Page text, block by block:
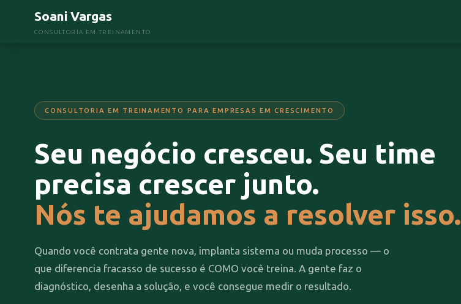
Soani Vargas
CONSULTORIA EM TREINAMENTO
CONSULTORIA EM TREINAMENTO PARA EMPRESAS EM CRESCIMENTO
Seu negócio cresceu. Seu time
precisa crescer junto.
Nós te ajudamos a resolver isso.
Quando você contrata gente nova, implanta sistema ou muda processo — o
que diferencia fracasso de sucesso é COMO você treina. A gente faz o
diagnóstico, desenha a solução, e você consegue medir o resultado.